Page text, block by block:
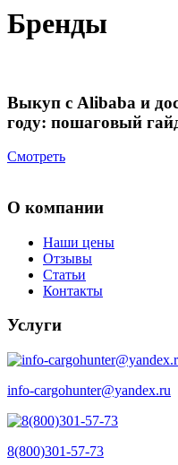
Бренды
Выкуп с Alibaba и
году: пошаговый
Смотреть
О компании
Наши цены
Отзывы
Статьи
Контакты
Услуги
info-cargohunter@yandex.ru
8(800)301-57-73